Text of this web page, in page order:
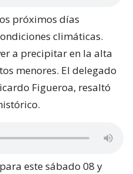
próximos días
climáticas.
a precipitar en la alta
menores. El delegado
Figueroa, resaltó
este sábado 08 y